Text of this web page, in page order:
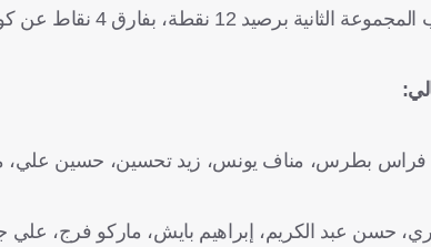
ويحتل منتخب أسود الرافدين، المركز
فراس بطرس، مناف يونس، زيد تحسين، حسين
حسن عبد الكريم، إبراهيم بايش، ماركو فرج، علي